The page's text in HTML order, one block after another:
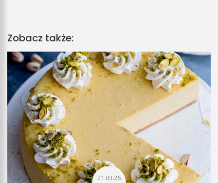
Zobacz także:
21.03.26